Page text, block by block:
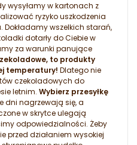
wysyłamy w kartonach z
ryzyko uszkodzenia
wszelkich starań,
dotarły do Ciebie w
za warunki panujące
to produkty
temperatury! Dlatego nie
czekoladowych do
letnim. Wybierz przesyłkę
dni nagrzewają się, a
w skrytce ulegają
odpowiedzialności. Żeby
przed działaniem wysokiej